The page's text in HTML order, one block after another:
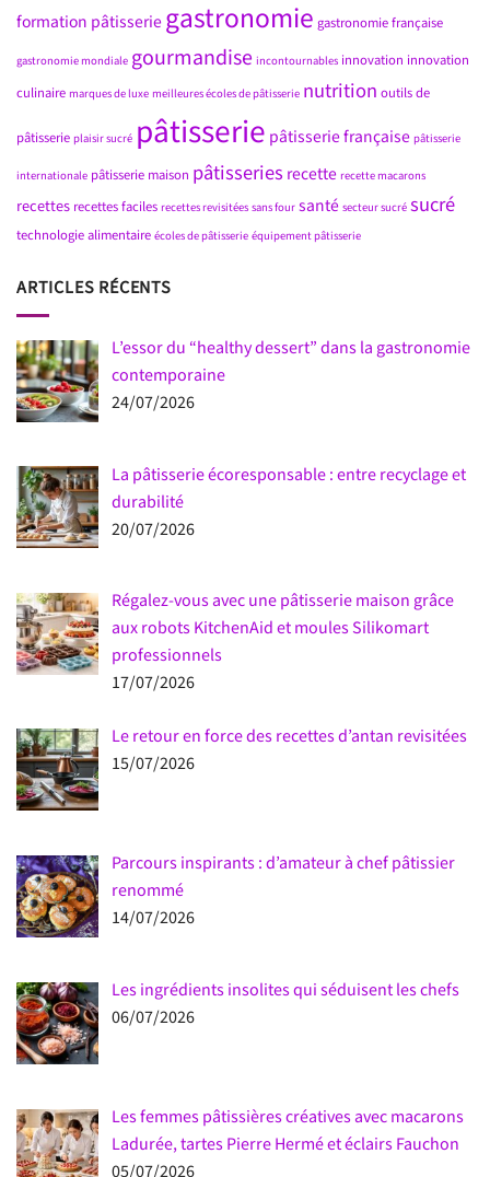
formation pâtisserie gastronomie gastronomie française
gastronomie mondiale gourmandise incontournables innovation innovation
culinaire marques de luxe meilleures écoles de pâtisserie nutrition outils de
pâtisserie plaisir sucré pâtisserie pâtisserie française pâtisserie
internationale pâtisserie maison pâtisseries recette recette macarons
recettes recettes faciles recettes revisitées sans four santé secteur sucré sucré
technologie alimentaire écoles de pâtisserie équipement pâtisserie
ARTICLES RÉCENTS
L’essor du “healthy dessert” dans la gastronomie
contemporaine
24/07/2026
La pâtisserie écoresponsable : entre recyclage et
durabilité
20/07/2026
Régalez-vous avec une pâtisserie maison grâce
aux robots KitchenAid et moules Silikomart
professionnels
17/07/2026
Le retour en force des recettes d’antan revisitées
15/07/2026
Parcours inspirants : d’amateur à chef pâtissier
renommé
14/07/2026
Les ingrédients insolites qui séduisent les chefs
06/07/2026
Les femmes pâtissières créatives avec macarons
Ladurée, tartes Pierre Hermé et éclairs Fauchon
05/07/2026